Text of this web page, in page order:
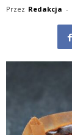
Przez Redakcja -